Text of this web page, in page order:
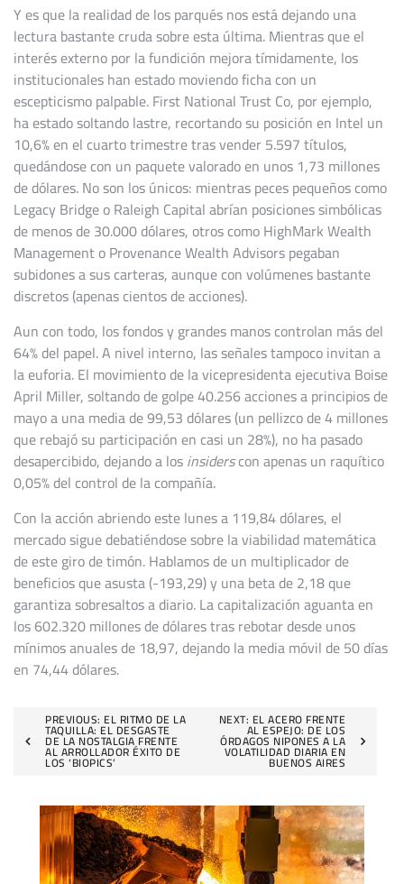
Y es que la realidad de los parqués nos está dejando una
lectura bastante cruda sobre esta última. Mientras que el
interés externo por la fundición mejora tímidamente, los
institucionales han estado moviendo ficha con un
escepticismo palpable. First National Trust Co, por ejemplo,
ha estado soltando lastre, recortando su posición en Intel un
10,6% en el cuarto trimestre tras vender 5.597 títulos,
quedándose con un paquete valorado en unos 1,73 millones
de dólares. No son los únicos: mientras peces pequeños como
Legacy Bridge o Raleigh Capital abrían posiciones simbólicas
de menos de 30.000 dólares, otros como HighMark Wealth
Management o Provenance Wealth Advisors pegaban
subidones a sus carteras, aunque con volúmenes bastante
discretos (apenas cientos de acciones).
Aun con todo, los fondos y grandes manos controlan más del
64% del papel. A nivel interno, las señales tampoco invitan a
la euforia. El movimiento de la vicepresidenta ejecutiva Boise
April Miller, soltando de golpe 40.256 acciones a principios de
mayo a una media de 99,53 dólares (un pellizco de 4 millones
que rebajó su participación en casi un 28%), no ha pasado
desapercibido, dejando a losinsiderscon apenas un raquítico
0,05% del control de la compañía.
Con la acción abriendo este lunes a 119,84 dólares, el
mercado sigue debatiéndose sobre la viabilidad matemática
de este giro de timón. Hablamos de un multiplicador de
beneficios que asusta (-193,29) y una beta de 2,18 que
garantiza sobresaltos a diario. La capitalización aguanta en
los 602.320 millones de dólares tras rebotar desde unos
mínimos anuales de 18,97, dejando la media móvil de 50 días
en 74,44 dólares.
Navegación
de
PREVIOUS: EL RITMO DE LA
TAQUILLA: EL DESGASTE
DE LA NOSTALGIA FRENTE
AL ARROLLADOR ÉXITO DE
LOS ‘BIOPICS’
NEXT: EL ACERO FRENTE
AL ESPEJO: DE LOS
ÓRDAGOS NIPONES A LA
VOLATILIDAD DIARIA EN
BUENOS AIRES